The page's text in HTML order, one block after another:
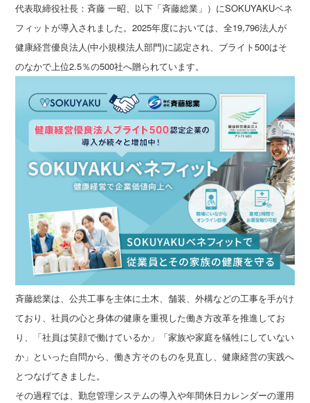
代表取締役社長：斉藤 一昭、以下「斉藤総業」）にSOKUYAKUベネ
フィットが導入されました。2025年度においては、全19,796法人が
健康経営優良法人(中小規模法人部門)に認定され、ブライト500はそ
のなかで上位2.5％の500社へ贈られています。
斉藤総業は、公共工事を主体に土木、舗装、外構などの工事を手がけ
ており、社員の心と身体の健康を重視した働き方改革を推進してお
り、「社員は笑顔で働けているか」「家族や家庭を犠牲にしていない
か」といった自問から、働き方そのものを見直し、健康経営の実践へ
とつなげてきました。
その過程では、勤怠管理システムの導入や年間休日カレンダーの運用